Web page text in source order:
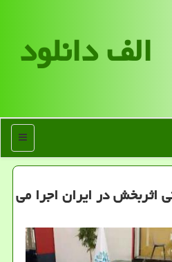
الف دانلود
منو
اثربخش در ایران اجرا می